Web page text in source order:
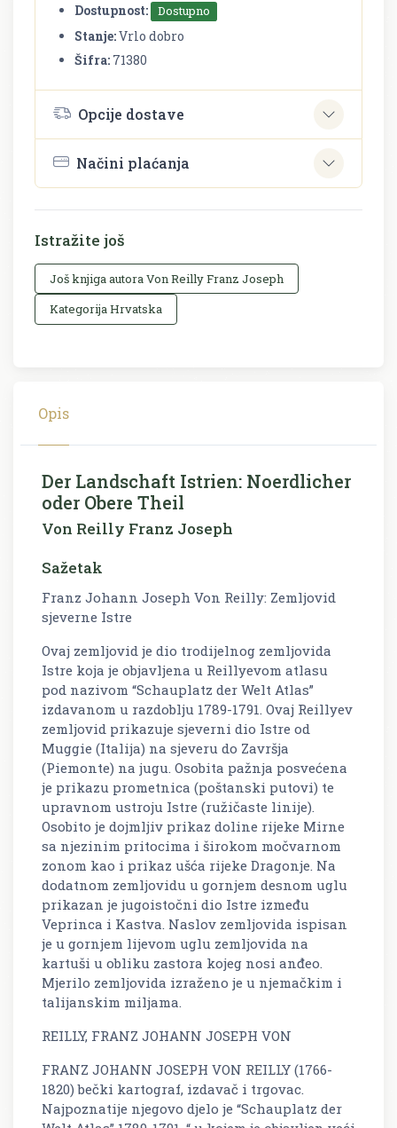
Dostupnost:
Dostupno
Stanje:Vrlo dobro
Šifra: 71380
Opcije dostave
Načini plaćanja
Istražite još
Još knjiga autora Von Reilly Franz Joseph
Kategorija Hrvatska
Opis
Der Landschaft Istrien: Noerdlicher
oder Obere Theil
Von Reilly Franz Joseph
Sažetak
Franz Johann Joseph Von Reilly: Zemljovid
sjeverne Istre
Ovaj zemljovid je dio trodijelnog zemljovida
Istre koja je objavljena u Reillyevom atlasu
pod nazivom “Schauplatz der Welt Atlas”
izdavanom u razdoblju 1789-1791. Ovaj Reillyev
zemljovid prikazuje sjeverni dio Istre od
Muggie (Italija) na sjeveru do Završja
(Piemonte) na jugu. Osobita pažnja posvećena
je prikazu prometnica (poštanski putovi) te
upravnom ustroju Istre (ružičaste linije).
Osobito je dojmljiv prikaz doline rijeke Mirne
sa njezinim pritocima i širokom močvarnom
zonom kao i prikaz ušća rijeke Dragonje. Na
dodatnom zemljovidu u gornjem desnom uglu
prikazan je jugoistočni dio Istre između
Veprinca i Kastva. Naslov zemljovida ispisan
je u gornjem lijevom uglu zemljovida na
kartuši u obliku zastora kojeg nosi anđeo.
Mjerilo zemljovida izraženo je u njemačkim i
talijanskim miljama.
REILLY, FRANZ JOHANN JOSEPH VON
FRANZ JOHANN JOSEPH VON REILLY (1766-
1820) bečki kartograf, izdavač i trgovac.
Najpoznatije njegovo djelo je “Schauplatz der